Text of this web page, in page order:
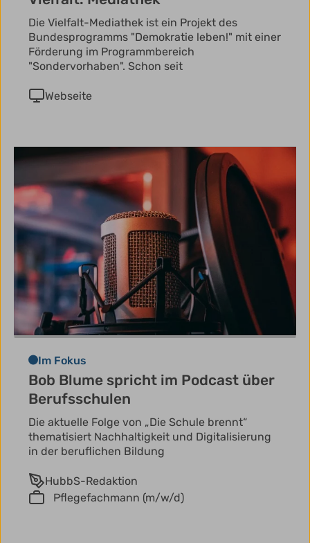
Die Vielfalt-Mediathek ist ein Projekt des
Bundesprogramms "Demokratie leben!" mit einer
Förderung im Programmbereich
"Sondervorhaben". Schon seit
Webseite
Im Fokus
Bob Blume spricht im Podcast über
Berufsschulen
Die aktuelle Folge von „Die Schule brennt“
thematisiert Nachhaltigkeit und Digitalisierung
in der beruflichen Bildung
HubbS-Redaktion
Pflegefachmann (m/w/d)